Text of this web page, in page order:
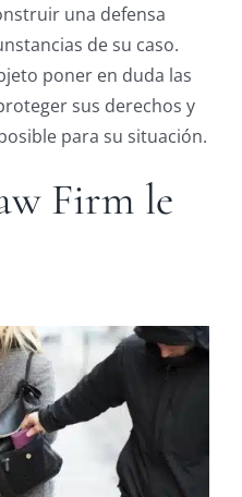
una defensa
de su caso.
poner en duda las
sus derechos y
para su situación.
Firm le